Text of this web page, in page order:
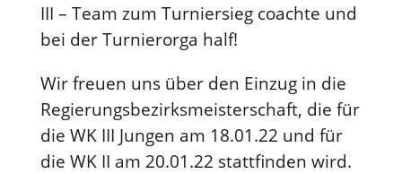
III – Team zum Turniersieg coachte und
bei der Turnierorga half!
Wir freuen uns über den Einzug in die
Regierungsbezirksmeisterschaft, die für
die WK III Jungen am 18.01.22 und für
die WK II am 20.01.22 stattfinden wird.